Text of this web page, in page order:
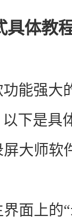
具体教
能强大
下是具
大师软
面上的